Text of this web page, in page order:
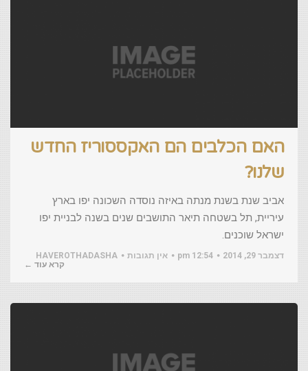
האם הכלבים הם האקססוריז החדש
שלנו?
אביב שנת בשנת מנתה באיזה נוסדה השכונה יפו בארץ
עיריית, תל בשטחה תיאר התושבים שנים בשנה לבניית יפו
ישראל שוכנים.
דצמבר 29, 2014 12:54 pm אין תגובות
HAVEROTHADASHA
קרא עוד ←